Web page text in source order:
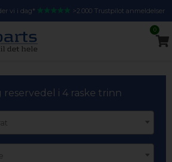
vi i dag* >2.000 Trustpilot anmeldelser
0
reservedel i 4 raske trinn